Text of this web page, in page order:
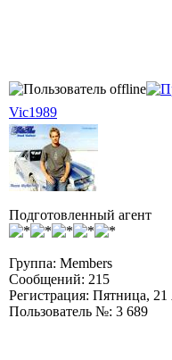
Vic1989
Подготовленный агент
Группа: Members
Сообщений: 215
Регистрация: Пятница,
Пользователь №: 3 689